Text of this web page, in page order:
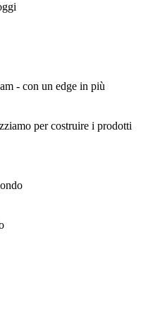
- con un edge in più
per costruire i prodotti